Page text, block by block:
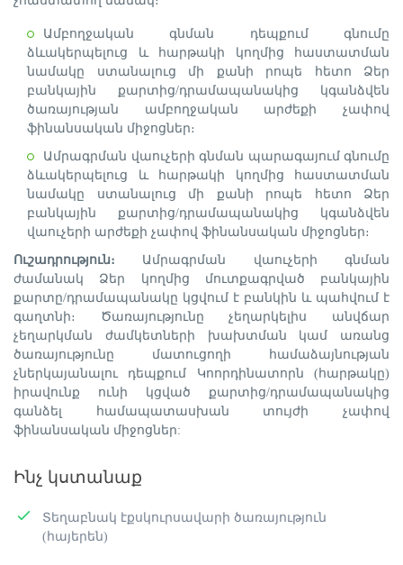
Ամբողջական գնման դեպքում գնումը
ձևակերպելուց և հարթակի կողմից հաստատման
նամակը ստանալուց մի քանի րոպե հետո Ձեր
բանկային քարտից/դրամապանակից կգանձվեն
ծառայության ամբողջական արժեքի չափով
ֆինանսական միջոցներ։
Ամրագրման վաուչերի գնման պարագայում գնումը
ձևակերպելուց և հարթակի կողմից հաստատման
նամակը ստանալուց մի քանի րոպե հետո Ձեր
բանկային քարտից/դրամապանակից կգանձվեն
վաուչերի արժեքի չափով ֆինանսական միջոցներ։
Ուշադրություն։ Ամրագրման վաուչերի գնման
ժամանակ Ձեր կողմից մուտքագրված բանկային
քարտը/դրամապանակը կցվում է բանկին և պահվում է
գաղտնի։ Ծառայությունը չեղարկելիս անվճար
չեղարկման ժամկետների խախտման կամ առանց
ծառայությունը մատուցողի համաձայնության
չներկայանալու դեպքում Կոորդինատորն (հարթակը)
իրավունք ունի կցված քարտից/դրամապանակից
գանձել համապատասխան տույժի չափով
ֆինանսական միջոցներ:
Ինչ կստանաք
Տեղաբնակ էքսկուրսավարի ծառայություն
(հայերեն)